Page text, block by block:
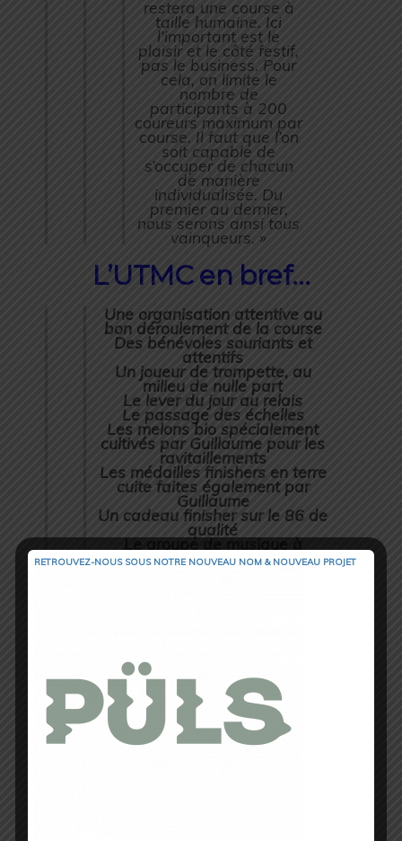
restera une course à
taille humaine. Ici
l’important est le
plaisir et le côté festif,
pas le business. Pour
cela, on limite le
nombre de
participants à 200
coureurs maximum par
course. Il faut que l’on
soit capable de
s’occuper de chacun
de manière
individualisée. Du
premier au dernier,
nous serons ainsi tous
vainqueurs. »
L’UTMC en bref…
Une organisation attentive au
bon déroulement de la course
Des bénévoles souriants et
attentifs
Un joueur de trompette, au
milieu de nulle part
Le lever du jour au relais
Le passage des échelles
Les melons bio spécialement
cultivés par Guillaume pour les
ravitaillements
Les médailles finishers en terre
cuite faites également par
Guillaume
Un cadeau finisher sur le 86 de
qualité
Le groupe de musique à
l’arrivée
RETROUVEZ-NOUS SOUS NOTRE NOUVEAU NOM & NOUVEAU PROJET